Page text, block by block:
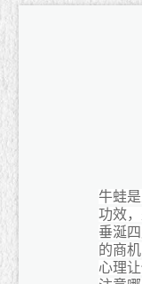
牛蛙
功效
垂涎
的商
心理